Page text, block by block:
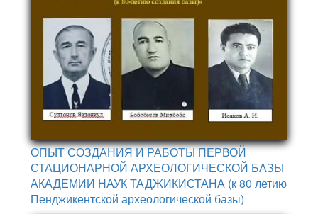
ОПЫТ СОЗДАНИЯ И РАБОТЫ ПЕРВОЙ
СТАЦИОНАРНОЙ АРХЕОЛОГИЧЕСКОЙ БАЗЫ
АКАДЕМИИ НАУК ТАДЖИКИСТАНА (к 80 летию
Пенджикентской археологической базы)